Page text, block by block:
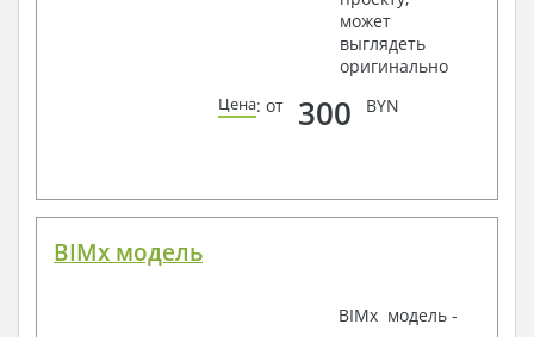
Ведомости расхода стали и бетона
3. Инженерный раздел (приобретается по желанию
Водоснабжение и канализация
канализации
Аксонометрическая схема водоснабжения и
канализации
Узлы и спецификация материалов
может
выглядеть
оригинально
Цена: от 300 BYN
BIMx модель
BIMx модель -